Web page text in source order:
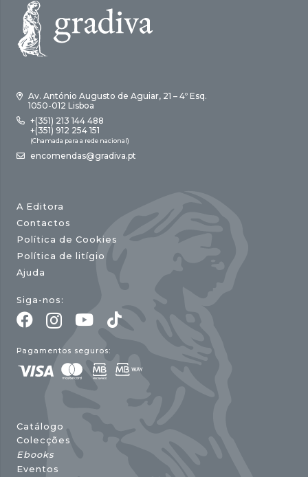
Av. António Augusto de Aguiar, 21 – 4º Esq.
1050-012 Lisboa
+(351) 213 144 488
+(351) 912 254 151
(Chamada para a rede nacional)
encomendas@gradiva.pt
A Editora
Contactos
Política de Cookies
Política de litígio
Ajuda
Siga-nos:
Pagamentos seguros:
Catálogo
Colecções
Ebooks
Eventos